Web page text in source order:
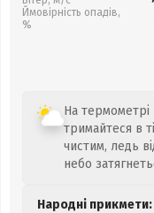
Ймовірність опадів,
%
На термометрі
тримайтеся в
чистим, ледь
небо
Народні прикмети: